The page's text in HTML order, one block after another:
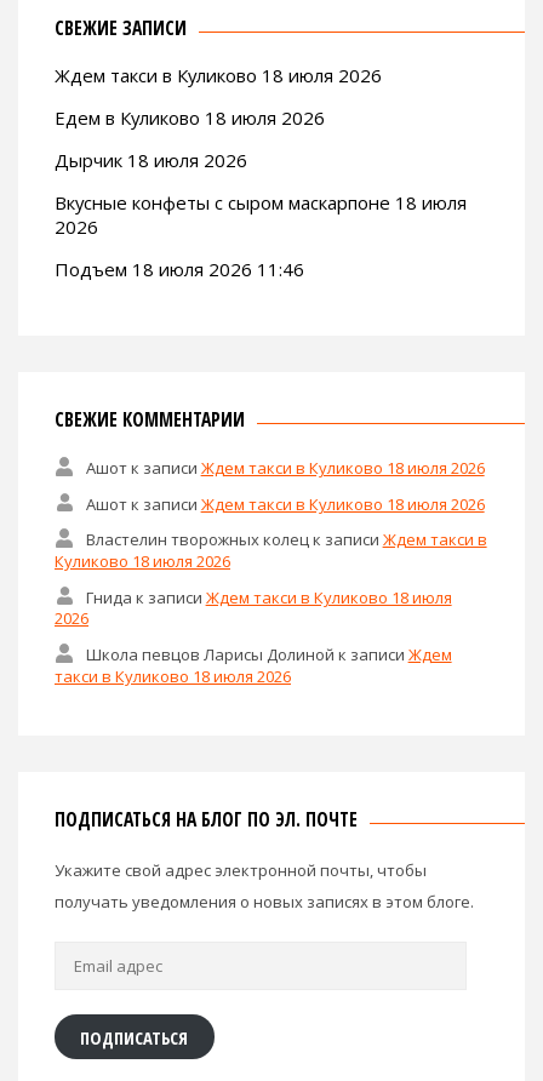
СВЕЖИЕ ЗАПИСИ
Ждем такси в Куликово 18 июля 2026
Едем в Куликово 18 июля 2026
Дырчик 18 июля 2026
Вкусные конфеты с сыром маскарпоне 18 июля
2026
Подъем 18 июля 2026 11:46
СВЕЖИЕ КОММЕНТАРИИ
Ашотк записи Ждем такси в Куликово 18 июля 2026
Ашотк записи Ждем такси в Куликово 18 июля 2026
Властелин творожных колецк записи Ждем такси в
Куликово 18 июля 2026
Гнида к записи Ждем такси в Куликово 18 июля
2026
Школа певцов Ларисы Долиной к записи Ждем
такси в Куликово 18 июля 2026
ПОДПИСАТЬСЯ НА БЛОГ ПО ЭЛ. ПОЧТЕ
Укажите свой адрес электронной почты, чтобы
получать уведомления о новых записях в этом блоге.
Email
ПОДПИСАТЬСЯ